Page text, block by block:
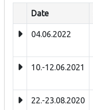
Date
04.06.2022
10.-12.06.2021
22.-23.08.2020